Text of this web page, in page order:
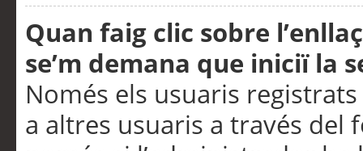
Quan faig clic sobre
se’m demana que iniciï la
Només els usuaris
a altres usuaris a través